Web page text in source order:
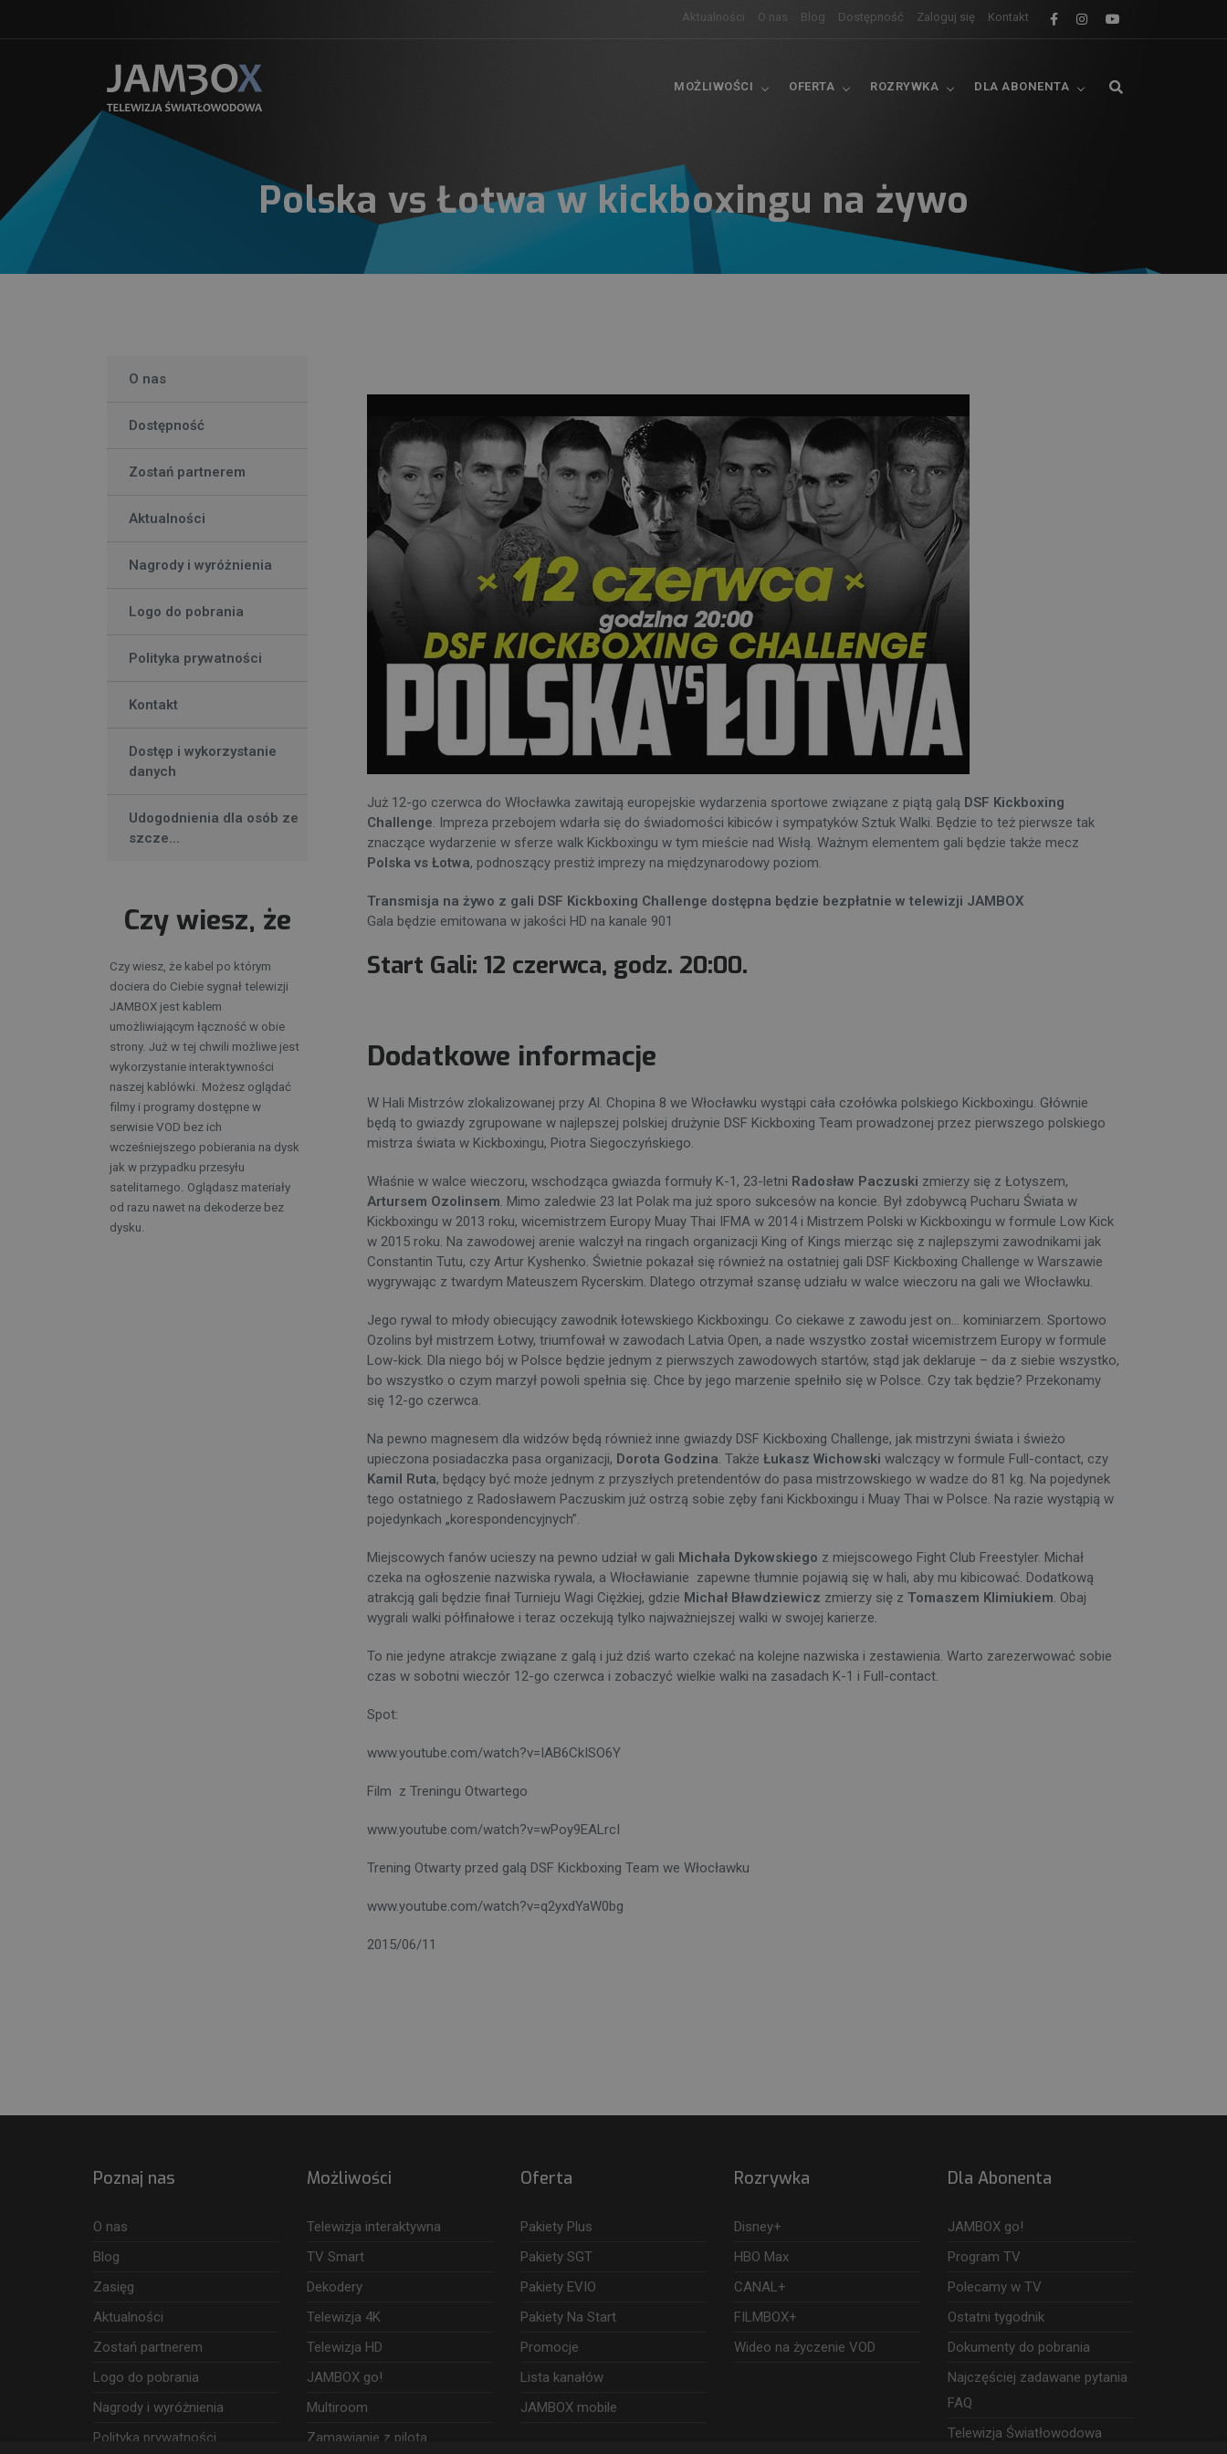
Aktualności O nas Blog Dostępność Zaloguj się Kontakt
MOŻLIWOŚCI OFERTA ROZRYWKA DLA ABONENTA
Polska vs Łotwa w kickboxingu na żywo
O nas
Dostępność
Zostań partnerem
Aktualności
Nagrody i wyróżnienia
Logo do pobrania
Polityka prywatności
Kontakt
Dostęp i wykorzystanie
danych
Udogodnienia dla osób ze
szcze...
Czy wiesz, że
Czy wiesz, że kabel po którym
dociera do Ciebie sygnał telewizji
JAMBOX jest kablem
umożliwiającym łączność w obie
strony. Już w tej chwili możliwe jest
wykorzystanie interaktywności
naszej kablówki. Możesz oglądać
filmy i programy dostępne w
serwisie VOD bez ich
wcześniejszego pobierania na dysk
jak w przypadku przesyłu
satelitarnego. Oglądasz materiały
od razu nawet na dekoderze bez
dysku.
Już 12-go czerwca do Włocławka zawitają europejskie wydarzenia sportowe związane z piątą galą DSF Kickboxing
Challenge. Impreza przebojem wdarła się do świadomości kibiców i sympatyków Sztuk Walki. Będzie to też pierwsze tak
znaczące wydarzenie w sferze walk Kickboxingu w tym mieście nad Wisłą. Ważnym elementem gali będzie także mecz
Polska vs Łotwa, podnoszący prestiż imprezy na międzynarodowy poziom.
Transmisja na żywo z gali DSF Kickboxing Challenge dostępna będzie bezpłatnie w telewizji JAMBOX
Gala będzie emitowana w jakości HD na kanale 901
Start Gali: 12 czerwca, godz. 20:00.
Dodatkowe informacje
W Hali Mistrzów zlokalizowanej przy Al. Chopina 8 we Włocławku wystąpi cała czołówka polskiego Kickboxingu. Głównie
będą to gwiazdy zgrupowane w najlepszej polskiej drużynie DSF Kickboxing Team prowadzonej przez pierwszego polskiego
mistrza świata w Kickboxingu, Piotra Siegoczyńskiego.
Właśnie w walce wieczoru, wschodząca gwiazda formuły K-1, 23-letni Radosław Paczuski zmierzy się z Łotyszem,
Artursem Ozolinsem. Mimo zaledwie 23 lat Polak ma już sporo sukcesów na koncie. Był zdobywcą Pucharu Świata w
Kickboxingu w 2013 roku, wicemistrzem Europy Muay Thai IFMA w 2014 i Mistrzem Polski w Kickboxingu w formule Low Kick
w 2015 roku. Na zawodowej arenie walczył na ringach organizacji King of Kings mierząc się z najlepszymi zawodnikami jak
Constantin Tutu, czy Artur Kyshenko. Świetnie pokazał się również na ostatniej gali DSF Kickboxing Challenge w Warszawie
wygrywając z twardym Mateuszem Rycerskim. Dlatego otrzymał szansę udziału w walce wieczoru na gali we Włocławku.
Jego rywal to młody obiecujący zawodnik łotewskiego Kickboxingu. Co ciekawe z zawodu jest on... kominiarzem. Sportowo
Ozolins był mistrzem Łotwy, triumfował w zawodach Latvia Open, a nade wszystko został wicemistrzem Europy w formule
Low-kick. Dla niego bój w Polsce będzie jednym z pierwszych zawodowych startów, stąd jak deklaruje – da z siebie wszystko,
bo wszystko o czym marzył powoli spełnia się. Chce by jego marzenie spełniło się w Polsce. Czy tak będzie? Przekonamy
się 12-go czerwca.
Na pewno magnesem dla widzów będą również inne gwiazdy DSF Kickboxing Challenge, jak mistrzyni świata i świeżo
upieczona posiadaczka pasa organizacji, Dorota Godzina. Także Łukasz Wichowski walczący w formule Full-contact, czy
Kamil Ruta, będący być może jednym z przyszłych pretendentów do pasa mistrzowskiego w wadze do 81 kg. Na pojedynek
tego ostatniego z Radosławem Paczuskim już ostrzą sobie zęby fani Kickboxingu i Muay Thai w Polsce. Na razie wystąpią w
pojedynkach „korespondencyjnych”.
Miejscowych fanów ucieszy na pewno udział w gali Michała Dykowskiego z miejscowego Fight Club Freestyler. Michał
czeka na ogłoszenie nazwiska rywala, a Włocławianie zapewne tłumnie pojawią się w hali, aby mu kibicować. Dodatkową
atrakcją gali będzie finał Turnieju Wagi Ciężkiej, gdzie Michał Bławdziewicz zmierzy się z Tomaszem Klimiukiem. Obaj
wygrali walki półfinałowe i teraz oczekują tylko najważniejszej walki w swojej karierze.
To nie jedyne atrakcje związane z galą i już dziś warto czekać na kolejne nazwiska i zestawienia. Warto zarezerwować sobie
czas w sobotni wieczór 12-go czerwca i zobaczyć wielkie walki na zasadach K-1 i Full-contact.
Spot:
www.youtube.com/watch?v=IAB6CkISO6Y
Film z Treningu Otwartego
www.youtube.com/watch?v=wPoy9EALrcI
Trening Otwarty przed galą DSF Kickboxing Team we Włocławku
www.youtube.com/watch?v=q2yxdYaW0bg
2015/06/11
Poznaj nas
O nas
Blog
Zasięg
Aktualności
Zostań partnerem
Logo do pobrania
Nagrody i wyróżnienia
Polityka prywatności
Możliwości
Telewizja interaktywna
TV Smart
Dekodery
Telewizja 4K
Telewizja HD
JAMBOX go!
Multiroom
Zamawianie z pilota
Oferta
Pakiety Plus
Pakiety SGT
Pakiety EVIO
Pakiety Na Start
Promocje
Lista kanałów
JAMBOX mobile
Rozrywka
Disney+
HBO Max
CANAL+
FILMBOX+
Wideo na życzenie VOD
Dla Abonenta
JAMBOX go!
Program TV
Polecamy w TV
Ostatni tygodnik
Dokumenty do pobrania
Najczęściej zadawane pytania
FAQ
Telewizja Światłowodowa